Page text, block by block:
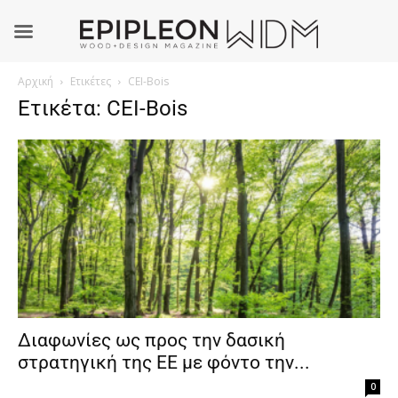
Αρχική Ετικέτες CEI-Bois
Ετικέτα: CEI-Bois
Διαφωνίες ως προς την δασική
στρατηγική της ΕΕ με φόντο την...
0